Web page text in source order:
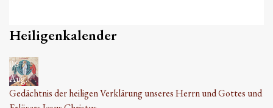
Heiligenkalender
06
Aug.
Gedächtnis der heiligen Verklärung unseres Herrn und Gottes und